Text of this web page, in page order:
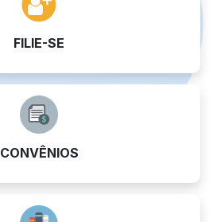
FILIE-SE
CONVÊNIOS